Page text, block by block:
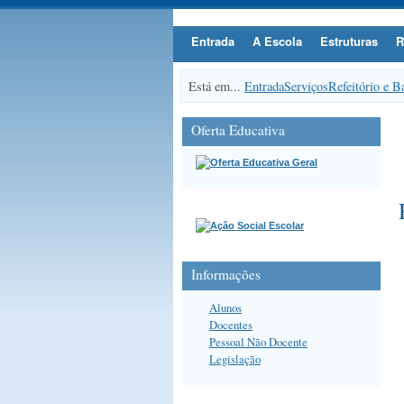
Entrada A Escola Estruturas
Está em... EntradaServiçosRefeitório e
Oferta Educativa
Informações
Alunos
Docentes
Pessoal Não Docente
Legislação